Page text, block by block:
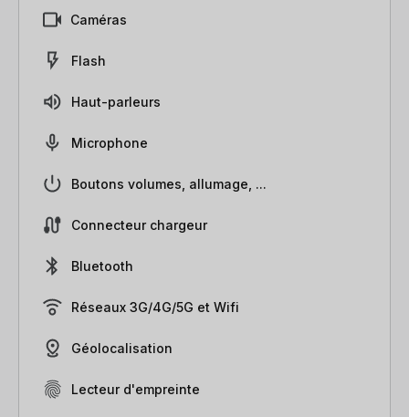
Caméras
Flash
Haut-parleurs
Microphone
Boutons volumes, allumage, ...
Connecteur chargeur
Bluetooth
Réseaux 3G/4G/5G et Wifi
Géolocalisation
Lecteur d'empreinte